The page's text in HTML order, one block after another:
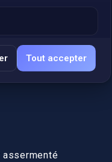
Tout accepter
assermenté